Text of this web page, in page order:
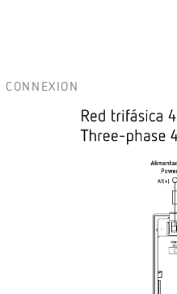
CONNEXION